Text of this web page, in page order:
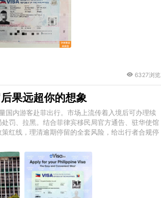
6327浏览
果远超你的想象
国内游客赴菲出行。市场上流传着入境后可办理续
罚、拉黑。结合菲律宾移民局官方通告、驻华使馆
红线，理清逾期停留的全套风险，给出行者合规停